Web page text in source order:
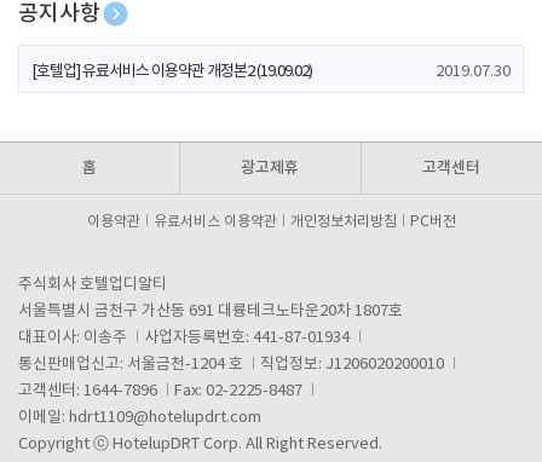
공지사항
[호텔업] 개인정보 처리방침 개정본1 (19.09.02)
[호텔업] 유료서비스 이용약관 개정본2 (19.09.02) 2019.07.30
홈 광고제휴 고객센터
이용약관 유료서비스 이용약관 개인정보처리방침 PC버전
주식회사 호텔업디알티
서울특별시 금천구 가산동 691 대륭테크노타운20차 1807호
대표이사: 이송주
사업자등록번호: 441-87-01934
통신판매업신고: 서울금천-1204 호
직업정보: J1206020200010
고객센터: 1644-7896
Fax: 02-2225-8487
이메일: hdrt1109@hotelupdrt.com
Copyright ⓒ HotelupDRT Corp. All Right Reserved.